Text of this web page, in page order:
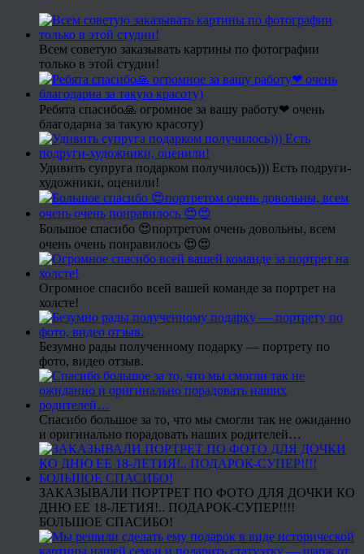
Всем советую заказывать картины по фотографии
только в этой студии!
Ребята спасибо🙏 огромное за вашу работу❤ очень
благодарна за такую красоту)
Удивить супруга подарком получилось))) Есть подруги-
художники, оценили!
Большое спасибо 😍портретом очень довольны, всем
очень очень понравилось 😍😍
Огромное спасибо всей вашей команде за портрет на
холсте!
Безумно рады полученному подарку — портрету по
фото, видео отзыв.
Спасибо большое за то, что мы смогли так не ожиданно
и оригинально порадовать наших родителей…
ЗАКАЗЫВАЛИ ПОРТРЕТ ПО ФОТО ДЛЯ ДОЧКИ КО
ДНЮ ЕЕ 18-ЛЕТИЯ!.. ПОДАРОК-СУПЕР!!!!
БОЛЬШОЕ СПАСИБО!